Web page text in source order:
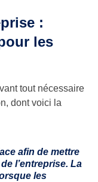
:
les
tout nécessaire
dont voici la
afin de mettre
l’entreprise. La
les